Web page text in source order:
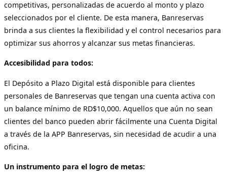
competitivas, personalizadas de acuerdo al monto y plazo
seleccionados por el cliente. De esta manera, Banreservas
brinda a sus clientes la flexibilidad y el control necesarios para
optimizar sus ahorros y alcanzar sus metas financieras.
Accesibilidad para todos:
El Depósito a Plazo Digital está disponible para clientes
personales de Banreservas que tengan una cuenta activa con
un balance mínimo de RD$10,000. Aquellos que aún no sean
clientes del banco pueden abrir fácilmente una Cuenta Digital
a través de la APP Banreservas, sin necesidad de acudir a una
oficina.
Un instrumento para el logro de metas: